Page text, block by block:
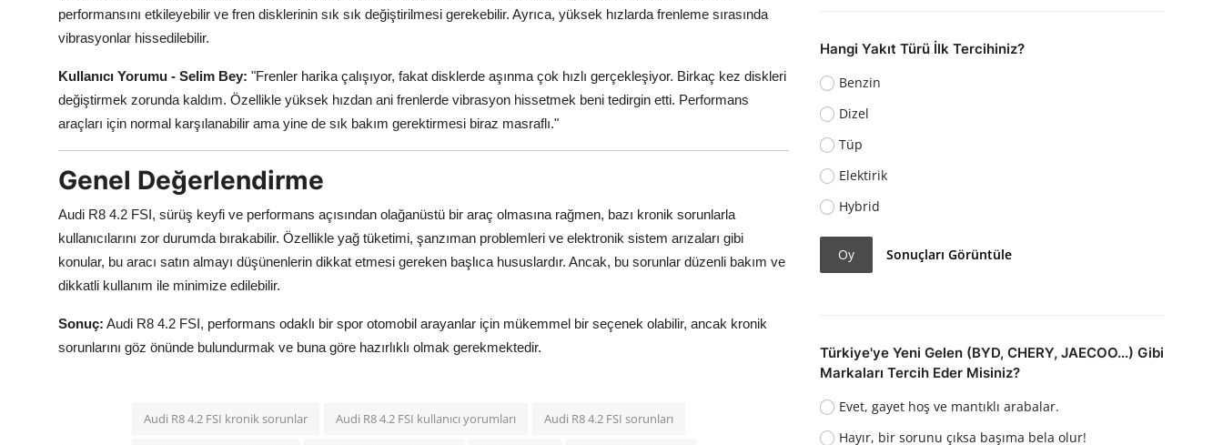
performansını etkileyebilir ve fren disklerinin sık sık değiştirilmesi gerekebilir. Ayrıca, yüksek hızlarda frenleme sırasında
vibrasyonlar hissedilebilir.
Kullanıcı Yorumu - Selim Bey: "Frenler harika çalışıyor, fakat disklerde aşınma çok hızlı gerçekleşiyor. Birkaç kez diskleri
değiştirmek zorunda kaldım. Özellikle yüksek hızdan ani frenlerde vibrasyon hissetmek beni tedirgin etti. Performans
araçları için normal karşılanabilir ama yine de sık bakım gerektirmesi biraz masraflı."
Genel Değerlendirme
Audi R8 4.2 FSI, sürüş keyfi ve performans açısından olağanüstü bir araç olmasına rağmen, bazı kronik sorunlarla
kullanıcılarını zor durumda bırakabilir. Özellikle yağ tüketimi, şanzıman problemleri ve elektronik sistem arızaları gibi
konular, bu aracı satın almayı düşünenlerin dikkat etmesi gereken başlıca hususlardır. Ancak, bu sorunlar düzenli bakım ve
dikkatli kullanım ile minimize edilebilir.
Sonuç: Audi R8 4.2 FSI, performans odaklı bir spor otomobil arayanlar için mükemmel bir seçenek olabilir, ancak kronik
sorunlarını göz önünde bulundurmak ve buna göre hazırlıklı olmak gerekmektedir.
Audi R8 4.2 FSI kronik sorunlar Audi R8 4.2 FSI kullanıcı yorumları Audi R8 4.2 FSI sorunları
Hangi Yakıt Türü İlk Tercihiniz?
Benzin
Dizel
Tüp
Elektirik
Hybrid
Oy Sonuçları Görüntüle
Türkiye'ye Yeni Gelen (BYD, CHERY, JAECOO...) Gibi
Markaları Tercih Eder Misiniz?
Evet, gayet hoş ve mantıklı arabalar.
Hayır, bir sorunu çıksa başıma bela olur!